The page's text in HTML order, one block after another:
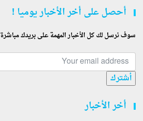
أحصل على أخر الأخبار يوميا !
سوف نرسل لك كل الأخبار المهمة على بريدك مباشرة
أشترك
أخر الأخبار